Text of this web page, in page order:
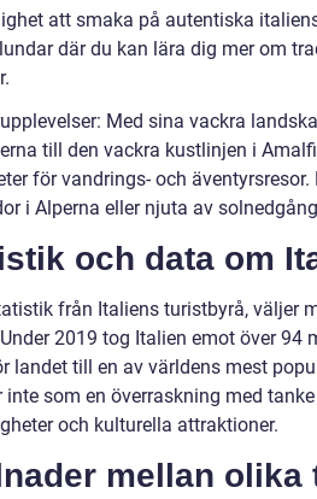
att smaka på autentiska
där du kan lära dig mer om
Med sina vackra
till den vackra kustlinjen i
för vandrings- och
i Alperna eller njuta av
och data om
från Italiens turistbyrå, väljer
2019 tog Italien emot över 94
landet till en av världens mest
inte som en överraskning med
och kulturella attraktioner.
mellan olika